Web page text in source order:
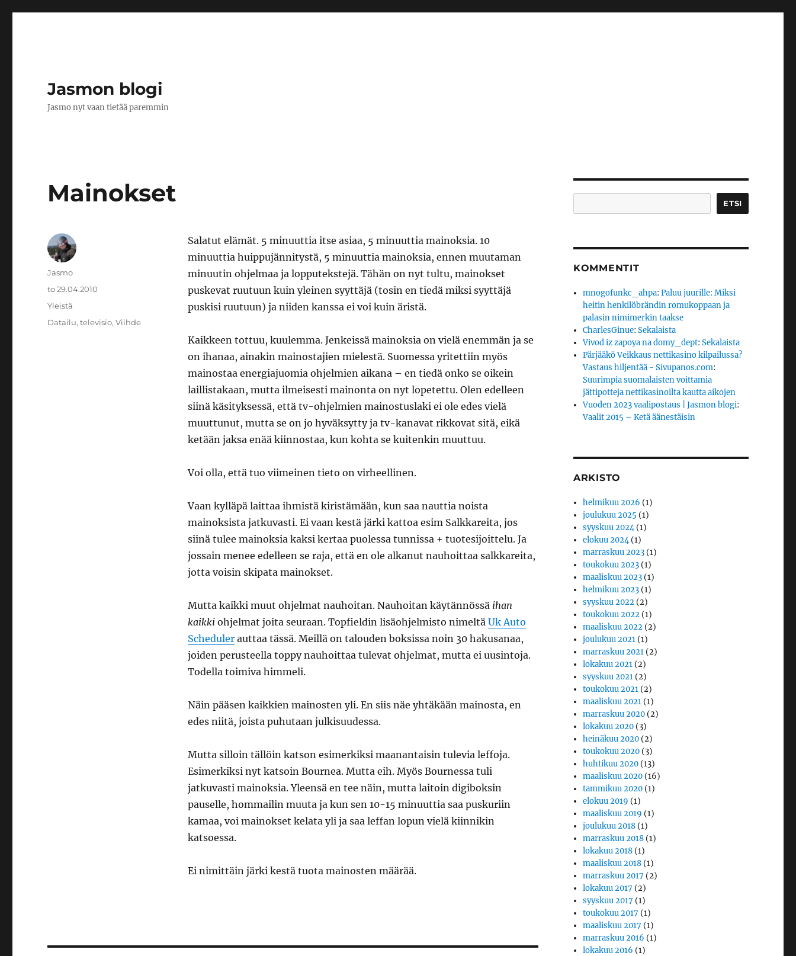
Jasmon blogi
Jasmo nyt vaan tietää paremmin
Mainokset
Salatut elämät. 5 minuuttia itse asiaa, 5 minuuttia mainoksia. 10
minuuttia huippujännitystä, 5 minuuttia mainoksia, ennen muutaman
minuutin ohjelmaa ja lopputekstejä. Tähän on nyt tultu, mainokset
puskevat ruutuun kuin yleinen syyttäjä (tosin en tiedä miksi syyttäjä
puskisi ruutuun) ja niiden kanssa ei voi kuin äristä.
Kaikkeen tottuu, kuulemma. Jenkeissä mainoksia on vielä enemmän ja se
on ihanaa, ainakin mainostajien mielestä. Suomessa yritettiin myös
mainostaa energiajuomia ohjelmien aikana – en tiedä onko se oikein
laillistakaan, mutta ilmeisesti mainonta on nyt lopetettu. Olen edelleen
siinä käsityksessä, että tv-ohjelmien mainostuslaki ei ole edes vielä
muuttunut, mutta se on jo hyväksytty ja tv-kanavat rikkovat sitä, eikä
ketään jaksa enää kiinnostaa, kun kohta se kuitenkin muuttuu.
Voi olla, että tuo viimeinen tieto on virheellinen.
Vaan kylläpä laittaa ihmistä kiristämään, kun saa nauttia noista
mainoksista jatkuvasti. Ei vaan kestä järki kattoa esim Salkkareita, jos
siinä tulee mainoksia kaksi kertaa puolessa tunnissa + tuotesijoittelu. Ja
jossain menee edelleen se raja, että en ole alkanut nauhoittaa salkkareita,
jotta voisin skipata mainokset.
Mutta kaikki muut ohjelmat nauhoitan. Nauhoitan käytännössä ihan
kaikkiohjelmat joita seuraan. Topfieldin lisäohjelmisto nimeltä Uk Auto
Schedulerauttaa tässä. Meillä on talouden boksissa noin 30 hakusanaa,
joiden perusteella toppy nauhoittaa tulevat ohjelmat, mutta ei uusintoja.
Todella toimiva himmeli.
Näin pääsen kaikkien mainosten yli. En siis näe yhtäkään mainosta, en
edes niitä, joista puhutaan julkisuudessa.
Mutta silloin tällöin katson esimerkiksi maanantaisin tulevia leffoja.
Esimerkiksi nyt katsoin Bournea. Mutta eih. Myös Bournessa tuli
jatkuvasti mainoksia. Yleensä en tee näin, mutta laitoin digiboksin
pauselle, hommailin muuta ja kun sen 10-15 minuuttia saa puskuriin
kamaa, voi mainokset kelata yli ja saa leffan lopun vielä kiinnikin
katsoessa.
Ei nimittäin järki kestä tuota mainosten määrää.
Kirjoittaja
Jasmo
Julkaistu
to 29.04.2010
Kategoriat
Yleistä
Avainsanat
Datailu,televisio,Viihde
ETSI
KOMMENTIT
mnogofunkc_ahpa:Paluu juurille: Miksi
heitin henkilöbrändin romukoppaan ja
palasin nimimerkin taakse
CharlesGinue:Sekalaista
Vivod iz zapoya na domy_dept:Sekalaista
Pärjääkö Veikkaus nettikasino kilpailussa?
Vastaus hiljentää - Sivupanos.com:
Suurimpia suomalaisten voittamia
jättipotteja nettikasinoilta kautta aikojen
Vuoden 2023 vaalipostaus | Jasmon blogi:
Vaalit 2015 – Ketä äänestäisin
ARKISTO
helmikuu 2026 (1)
joulukuu 2025 (1)
syyskuu 2024(1)
elokuu 2024(1)
marraskuu 2023 (1)
toukokuu 2023 (1)
maaliskuu 2023 (1)
helmikuu 2023 (1)
syyskuu 2022 (2)
toukokuu 2022 (1)
maaliskuu 2022 (2)
joulukuu 2021 (1)
marraskuu 2021 (2)
lokakuu 2021 (2)
syyskuu 2021 (2)
toukokuu 2021 (2)
maaliskuu 2021 (1)
marraskuu 2020 (2)
lokakuu 2020 (3)
heinäkuu 2020 (2)
toukokuu 2020 (3)
huhtikuu 2020 (13)
maaliskuu 2020 (16)
tammikuu 2020 (1)
elokuu 2019 (1)
maaliskuu 2019 (1)
joulukuu 2018 (1)
marraskuu 2018 (1)
lokakuu 2018 (1)
maaliskuu 2018 (1)
marraskuu 2017 (2)
lokakuu 2017 (2)
syyskuu 2017 (1)
toukokuu 2017 (1)
maaliskuu 2017 (1)
marraskuu 2016 (1)
lokakuu 2016 (1)